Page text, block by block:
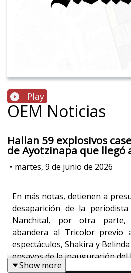
Play
OEM Noticias
Hallan 59 explosivos
de Ayotzinapa que llegó
• martes, 9 de junio de 2026
En más notas, detienen a
desaparición de la
Nanchital, por otra parte,
abandera al Tricolor previo
espectáculos, Shakira y
ensayos de la inauguración del
Show more